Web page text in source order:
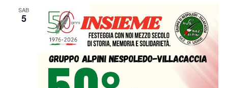
SAB
5